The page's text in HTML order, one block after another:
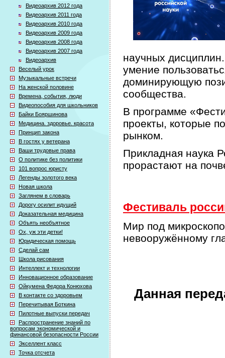
Видеоархив 2012 года
Видеоархив 2011 года
Видеоархив 2010 года
Видеоархив 2009 года
Видеоархив 2008 года
Видеоархив 2007 года
Видеоархив
Веселый урок
Музыкальные встречи
На женской половине
Времена, события, люди
Видеопособия для школьников
Байки Бояршинова
Медицина. здоровье. красота
Принцип закона
В гостях у ветерана
Ваши трудовые права
О политике без политики
101 вопрос юристу
Легенды золотого века
Новая школа
Заглянем в словарь
Дорогу осилит идущий
Доказательная медицина
Объять необъятное
Ох, уж эти детки!
Юридическая помощь
Сделай сам
Школа рисования
Интеллект и технологии
Инновационное образование
Ойкумена Федора Конюхова
В контакте со здоровьем
Перечитывая Боткина
Пилотные выпуски передач
Распространение знаний по
вопросам экономической и
финансовой безопасности России
Экселлент класс
Точка отсчета
научных
умение
доминирующую
сообщества.
В программе
проекты, которые
рынком.
Прикладная наука
прорастают на
Фестиваль
Мир под
невооружённому
Данная